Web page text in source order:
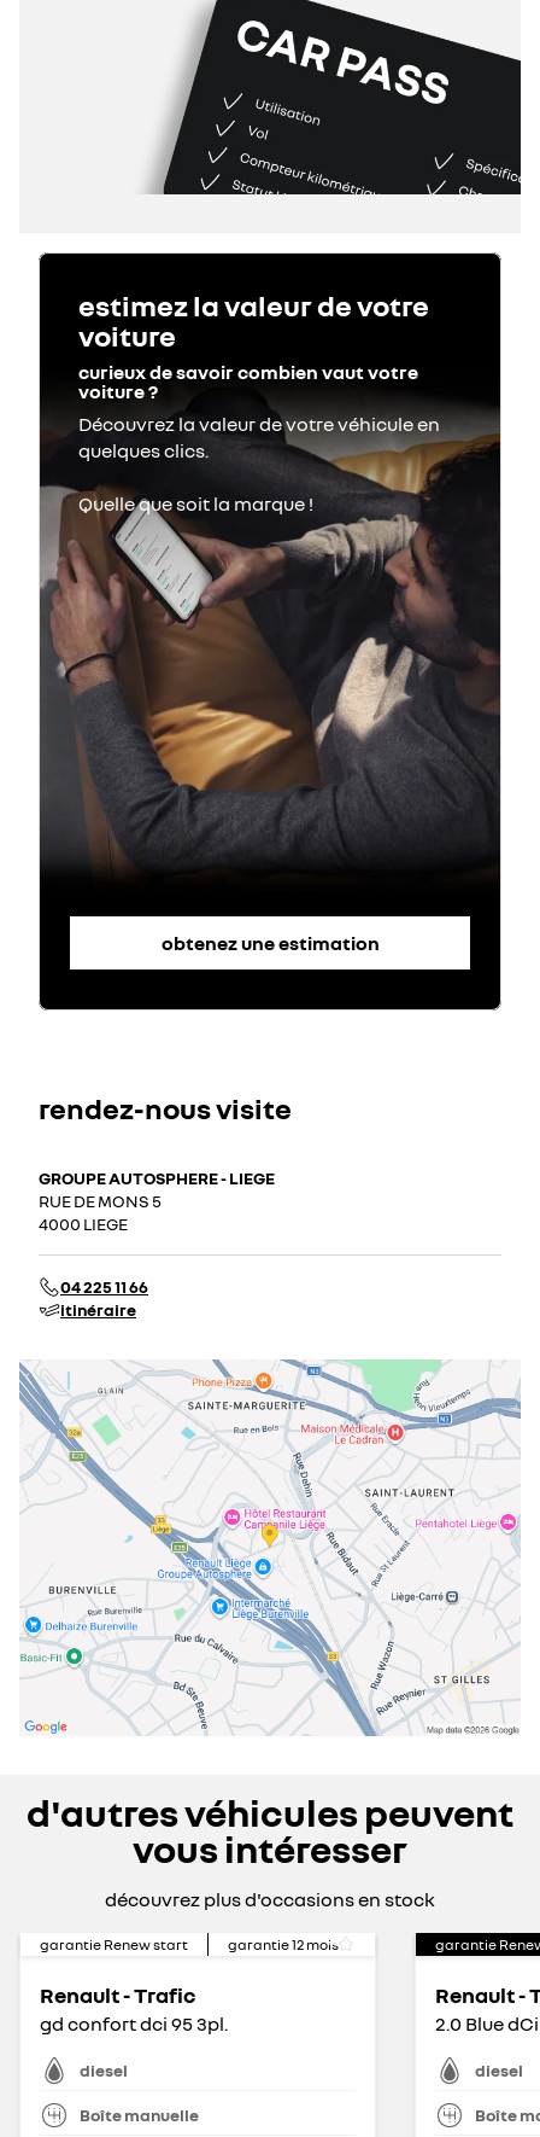
estimez la valeur de votre
voiture
curieux de savoir combien vaut votre
voiture ?
Découvrez la valeur de votre véhicule en
obtenez une estimation
rendez-nous visite
GROUPE AUTOSPHERE - LIEGE
RUE DE MONS 5
4000 LIEGE
04 225 11 66
itinéraire
d'autres véhicules peuvent
vous intéresser
découvrez plus d'occasions en stock
garantie Renew start garantie12 mois
Renault - Trafic
gd confort dci 95 3pl.
diesel
Boîte manuelle
garantie
Renault -
diesel
Boîte